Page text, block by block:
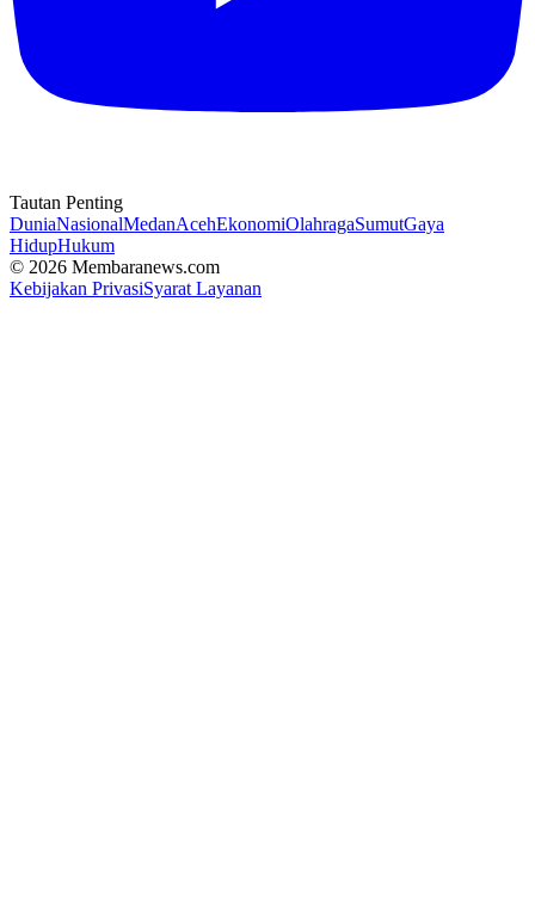
Tautan Penting
DuniaNasionalMedanAcehEkonomiOlahragaSumutGaya
HidupHukum
© 2026 Membaranews.com
Kebijakan PrivasiSyarat Layanan